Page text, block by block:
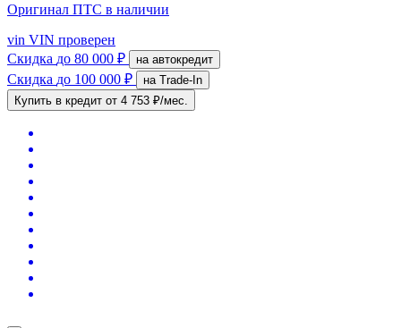
Оригинал ПТС в наличии
vin VIN проверен
Скидка до 80 000 ₽ на автокредит
Скидка до 100 000 ₽
на Trade-In
Купить в кредит от 4 753 ₽/мес.